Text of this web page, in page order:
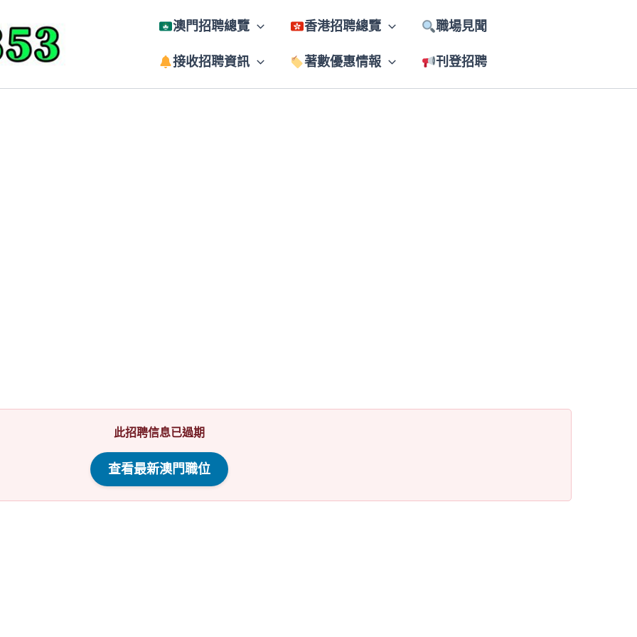
澳門招聘總覽 香港招聘總覽 職場見聞
接收招聘資訊 著數優惠情報 刊登招聘
此招聘信息已過期
查看最新澳門職位